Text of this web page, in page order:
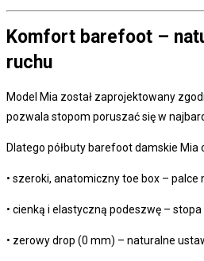
Komfort barefoot –
ruchu
Model Mia został zaprojektowany
pozwala stopom poruszać się w
Dlatego półbuty barefoot damskie Mia
• szeroki, anatomiczny toe box –
• cienką i elastyczną podeszwę –
• zerowy drop (0 mm) – naturalne